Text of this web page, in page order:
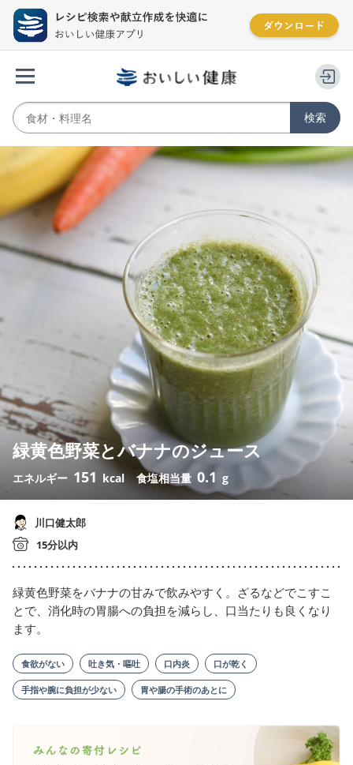
緑黄色野菜とバナナのジュース
エネルギー 151 kcal 食塩相当量 0.1 g
川口健太郎
15分以内
緑黄色野菜をバナナの甘みで飲みやすく。ざるなどでこすこ
とで、消化時の胃腸への負担を減らし、口当たりも良くなり
ます。
食欲がない 吐き気・嘔吐 口内炎 口が乾く
手指や腕に負担が少ない 胃や腸の手術のあとに